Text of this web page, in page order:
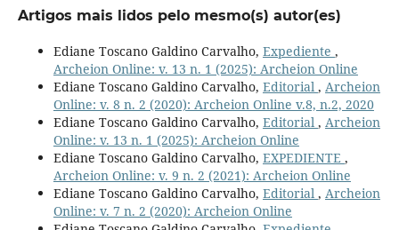
Artigos mais lidos pelo mesmo(s) autor(es)
Ediane Toscano Galdino Carvalho, Expediente ,
Archeion Online: v. 13 n. 1 (2025): Archeion Online
Ediane Toscano Galdino Carvalho, Editorial , Archeion
Online: v. 8 n. 2 (2020): Archeion Online v.8, n.2, 2020
Ediane Toscano Galdino Carvalho, Editorial , Archeion
Online: v. 13 n. 1 (2025): Archeion Online
Ediane Toscano Galdino Carvalho, EXPEDIENTE ,
Archeion Online: v. 9 n. 2 (2021): Archeion Online
Ediane Toscano Galdino Carvalho, Editorial , Archeion
Online: v. 7 n. 2 (2020): Archeion Online